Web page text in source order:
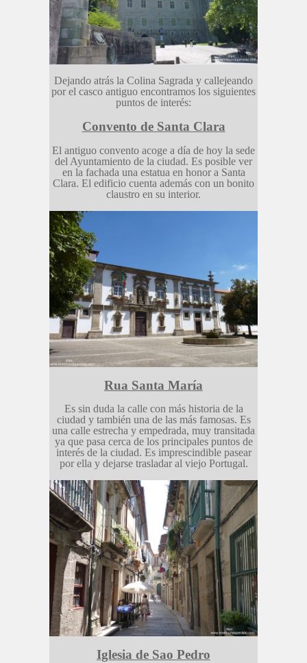
Dejando atrás la Colina Sagrada y callejeando
por el casco antiguo encontramos los siguientes
puntos de interés:
Convento de Santa Clara
El antiguo convento acoge a día de hoy la sede
del Ayuntamiento de la ciudad. Es posible ver
en la fachada una estatua en honor a Santa
Clara. El edificio cuenta además con un bonito
claustro en su interior.
Rua Santa María
Es sin duda la calle con más historia de la
ciudad y también una de las más famosas. Es
una calle estrecha y empedrada, muy transitada
ya que pasa cerca de los principales puntos de
interés de la ciudad. Es imprescindible pasear
por ella y dejarse trasladar al viejo Portugal.
Iglesia de Sao Pedro